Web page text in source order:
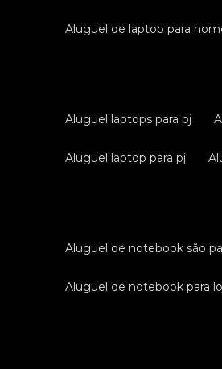
aluguel de laptop para
aluguel laptops para pj
aluguel laptop para pj
aluguel de notebook são
aluguel de notebook para